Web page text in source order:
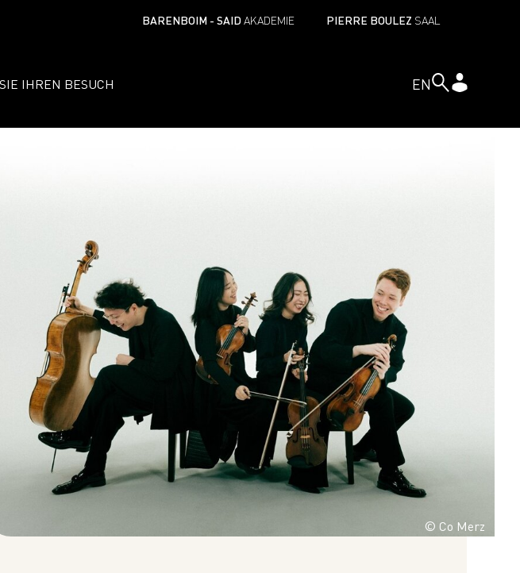
BARENBOIM - SAIDAKADEMIE PIERRE BOULEZ SAAL
IHREN BESUCH EN
© Co Merz